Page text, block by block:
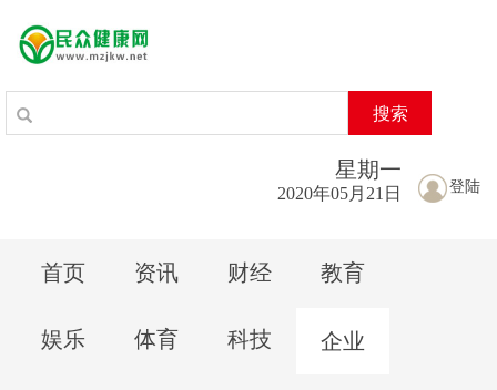
搜索
登陆
星期一
2020年05月21日
首页 资讯 财经 教育
娱乐 体育 科技 企业